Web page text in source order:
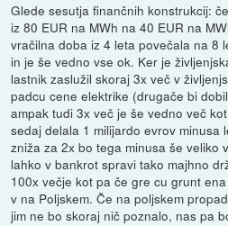
Glede sesutja finančnih konstrukcij:
iz 80 EUR na MWh na 40 EUR na
vračilna doba iz 4 leta povečala na 8
in je še vedno vse ok. Ker je
lastnik zaslužil skoraj 3x več v
padcu cene elektrike (drugače bi
ampak tudi 3x več je še vedno več
sedaj delala 1 milijardo evrov minusa
zniža za 2x bo tega minusa še veliko
lahko v bankrot spravi tako majhno
100x večje kot pa če gre cu grunt
v na Poljskem. Če na poljskem
jim ne bo skoraj nič poznalo, nas pa